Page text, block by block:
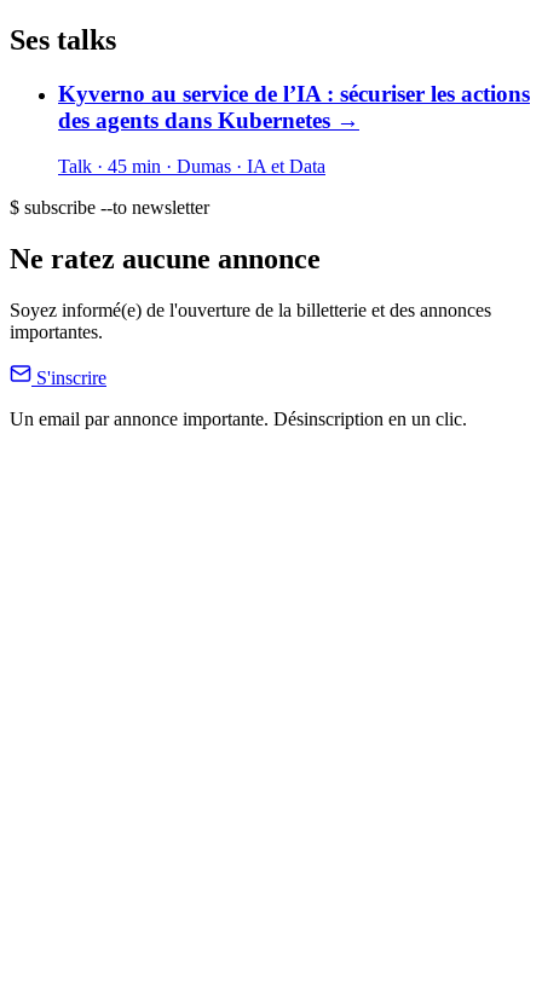
Ses talks
Kyverno au service de l’IA : sécuriser les actions
des agents dans Kubernetes →
Talk · 45 min · Dumas · IA et Data
$ subscribe --to newsletter
Ne ratez aucune annonce
Soyez informé(e) de l'ouverture de la billetterie et des annonces
importantes.
S'inscrire
Un email par annonce importante. Désinscription en un clic.